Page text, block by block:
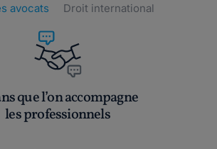
avocats Droit international
que l’on accompagne
les professionnels